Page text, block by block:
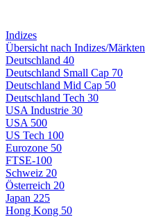
Indizes
Übersicht nach Indizes/Märkten
Deutschland 40
Deutschland Small Cap 70
Deutschland Mid Cap 50
Deutschland Tech 30
USA Industrie 30
USA 500
US Tech 100
Eurozone 50
FTSE-100
Schweiz 20
Österreich 20
Japan 225
Hong Kong 50